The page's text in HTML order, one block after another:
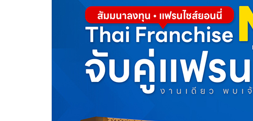
SME
แห่ง
ประเทศไทย,
ThaiSMEsCenter,